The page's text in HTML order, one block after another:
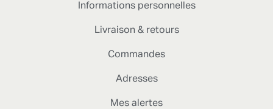
Informations personnelles
Livraison & retours
Commandes
Adresses
Mes alertes